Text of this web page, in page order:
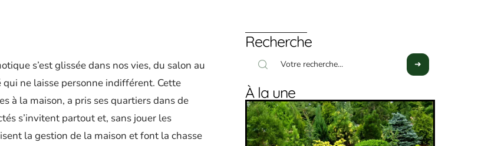
s’est glissée dans nos vies, du salon au
ne laisse personne indifférent. Cette
à la maison, a pris ses quartiers dans de
s’invitent partout et, sans jouer les
la gestion de la maison et font la chasse
Recherche
À la une